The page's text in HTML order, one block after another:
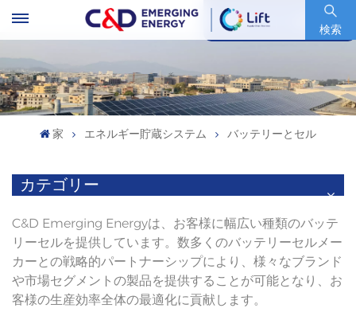
検索
銘柄コード : 600153.SH
家 エネルギー貯蔵システム バッテリーとセル
カテゴリー
C&D Emerging Energyは、お客様に幅広い種類のバッテ
リーセルを提供しています。数多くのバッテリーセルメー
カーとの戦略的パートナーシップにより、様々なブランド
や市場セグメントの製品を提供することが可能となり、お
客様の生産効率全体の最適化に貢献します。